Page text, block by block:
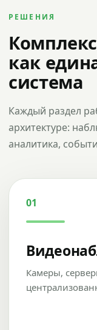
РЕШЕНИЯ
как
система
Каждый раздел
архитектуре:
аналитика,
01
Камеры,